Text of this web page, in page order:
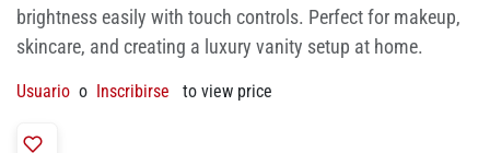
brightness easily with touch controls. Perfect for makeup,
skincare, and creating a luxury vanity setup at home.
Usuario o Inscribirse to view price